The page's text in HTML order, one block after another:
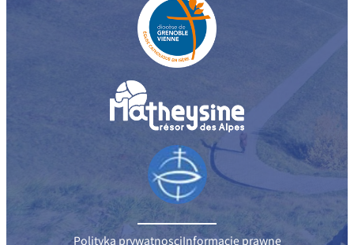
Polityka prywatnosciInformacje prawne